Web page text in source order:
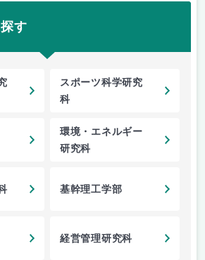
す
スポーツ科学研究
科
環境・エネルギー
研究科
基幹理工学部
経営管理研究科